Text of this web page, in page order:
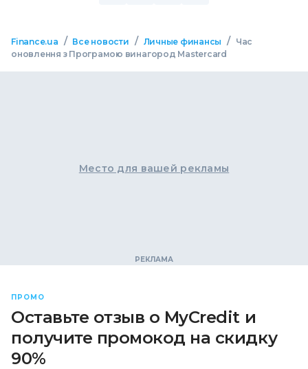
Finance.ua / Все новости / Личные финансы /
Час
оновлення з Програмою винагород Mastercard
Место для вашей рекламы
ПРОМО
Оставьте отзыв о MyCredit и
получите промокод на скидку
90%